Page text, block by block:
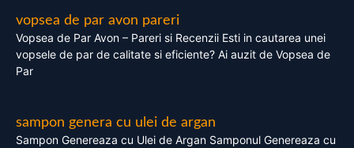
vopsea de par avon pareri
Vopsea de Par Avon – Pareri si Recenzii Esti in cautarea unei
vopsele de par de calitate si eficiente? Ai auzit de Vopsea de
Par
sampon genera cu ulei de argan
Sampon Genereaza cu Ulei de Argan Samponul Genereaza cu